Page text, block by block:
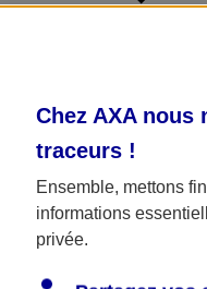
Chez AXA
traceurs !
Ensemble, mettons
informations
privée.